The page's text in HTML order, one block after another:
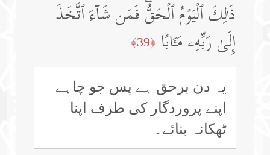
ذَ ٰ⁠لِكَ ٱلۡیَوۡمُ ٱلۡحَقُّۖ فَمَن شَاۤءَ ٱتَّخَذَ
إِلَىٰ رَبِّهِۦ مَـَٔابًا ﴿39﴾
یہ دن برحق ہے پس جو چاہے
اپنے پروردگار کی طرف اپنا
ٹھکانہ بنائے۔